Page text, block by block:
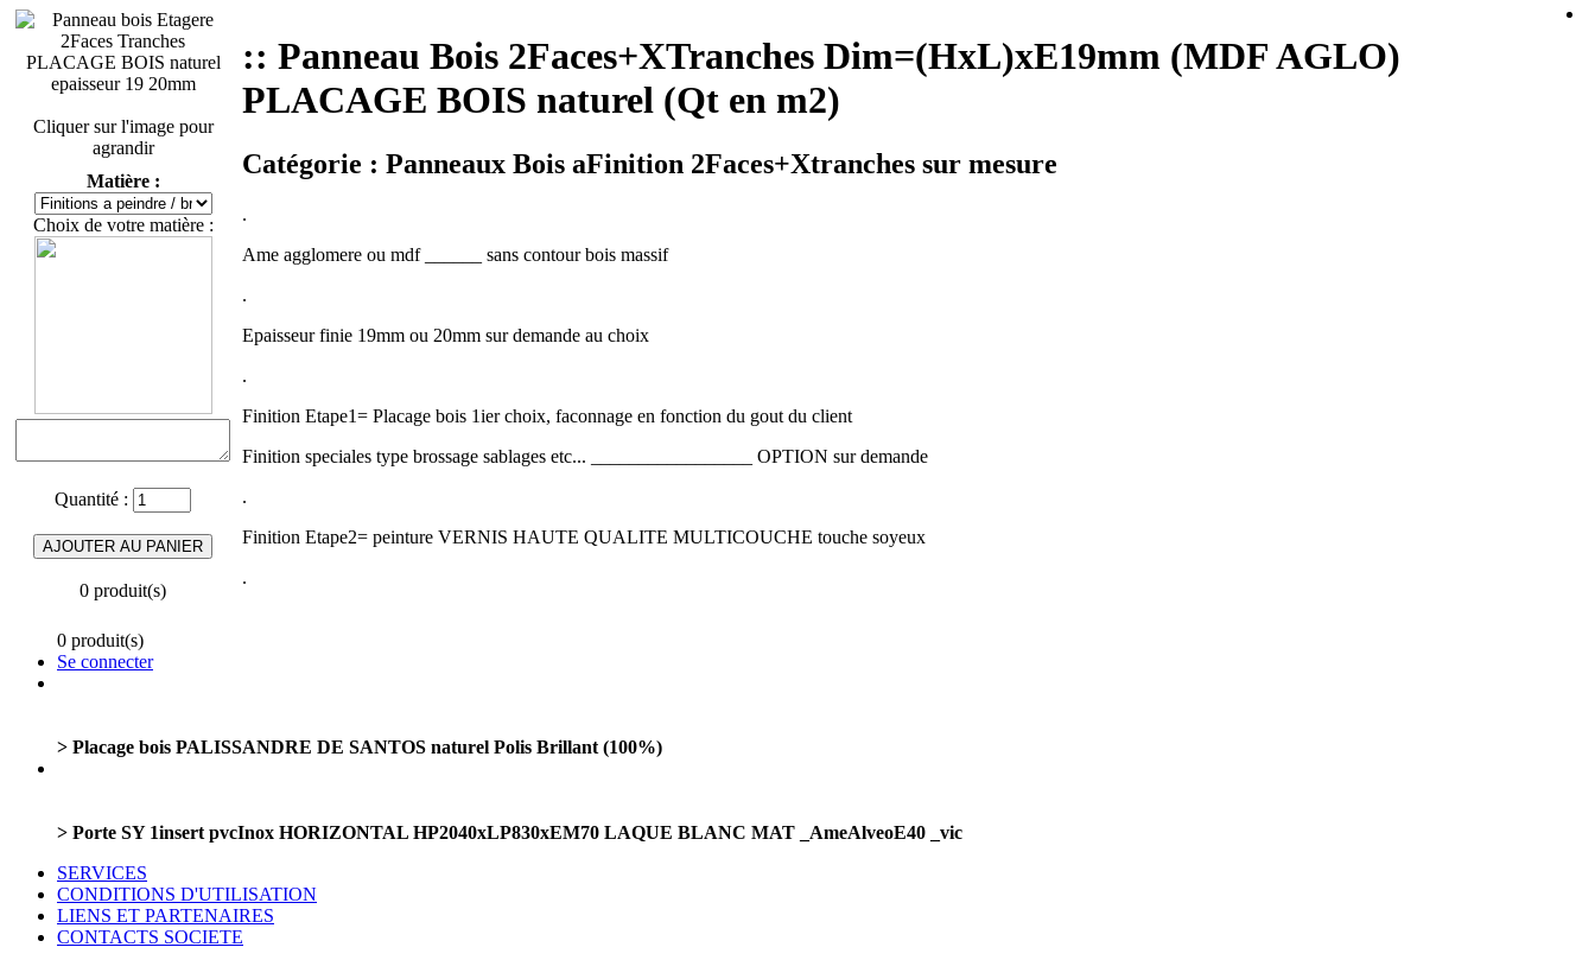
Cliquer sur l'image pour
agrandir
Matière :
Choix de votre matière :
Quantité :
0 produit(s)
:: Panneau Bois 2Faces+XTranches Dim=(HxL)xE19mm (MDF AGLO)
PLACAGE BOIS naturel (Qt en m2)
Catégorie : Panneaux Bois aFinition 2Faces+Xtranches sur mesure
.
Ame agglomere ou mdf ______ sans contour bois massif
.
Epaisseur finie 19mm ou 20mm sur demande au choix
.
Finition Etape1= Placage bois 1ier choix, faconnage en fonction du gout du client
Finition speciales type brossage sablages etc... _________________ OPTION sur demande
.
Finition Etape2= peinture VERNIS HAUTE QUALITE MULTICOUCHE touche soyeux
.
0 produit(s)
Se connecter
> Placage bois PALISSANDRE DE SANTOS naturel Polis Brillant (100%)
> Porte SY 1insert pvcInox HORIZONTAL HP2040xLP830xEM70 LAQUE BLANC MAT _AmeAlveoE40 _vic
SERVICES
CONDITIONS D'UTILISATION
LIENS ET PARTENAIRES
CONTACTS SOCIETE